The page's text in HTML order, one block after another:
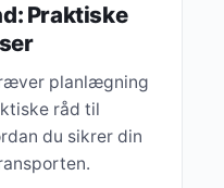
Praktiske
planlægning
råd til
du sikrer din